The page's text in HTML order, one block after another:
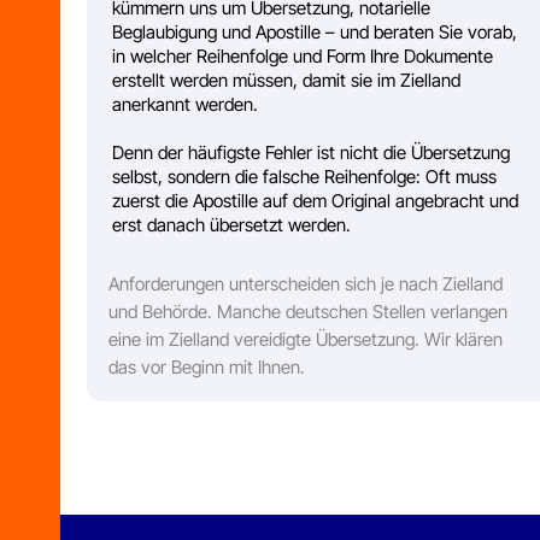
anerkannt werden.
Denn der häufigste Fehler ist nicht die Übersetzung
selbst, sondern die falsche Reihenfolge: Oft muss
zuerst die Apostille auf dem Original angebracht und
Anforderungen unterscheiden sich je nach Zielland
und Behörde. Manche deutschen Stellen verlangen
eine im Zielland vereidigte Übersetzung. Wir klären